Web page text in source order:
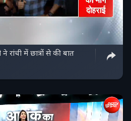
ने रांची में छात्रों से की बात